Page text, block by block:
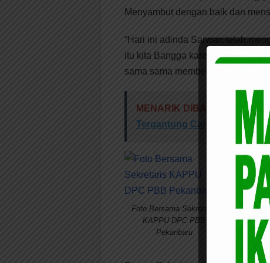
Menyambut dengan baik dan
“Hari ini adinda Sarwan telah
itu kita Bangga karena di PBB
sama sama membesarkan Partai
MENARIK DIBACA:
Tergantung Cara
Foto Bersama Sekretaris
KAPPU DPC PBB
Pekanbaru
DPC